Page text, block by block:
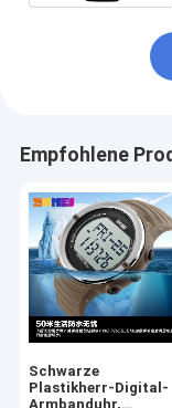
Empfohlene
Schwarze
Plastikherr-Digital-
Armbanduhr,